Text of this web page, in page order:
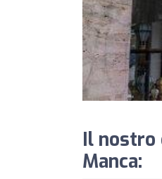
Il nostro
Manca: